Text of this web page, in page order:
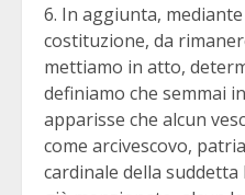
6. In aggiunta,
costituzione, da
mettiamo in atto,
definiamo che semmai
apparisse che alcun
come arcivescovo,
cardinale della suddetta